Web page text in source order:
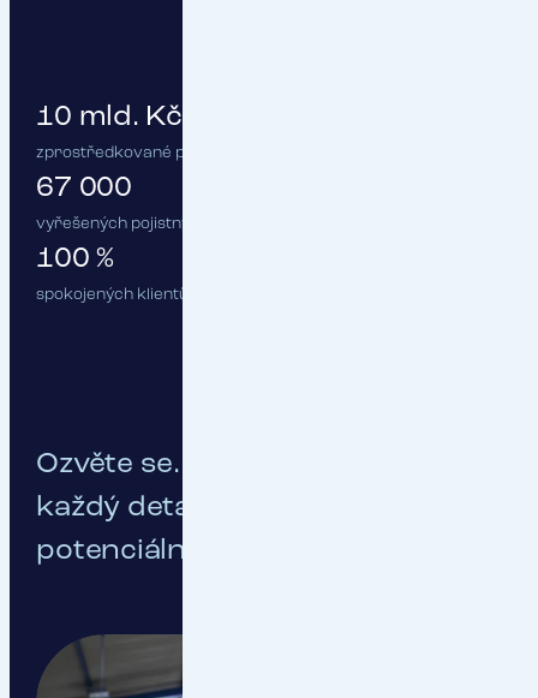
10 mld. Kč
zprostředkované pojistné
67 000
vyřešených pojistných událostí ročně
100 %
spokojených klientů :)
Ozvěte se. Probereme spolu
každý detail vašeho
potenciálního pojištění.